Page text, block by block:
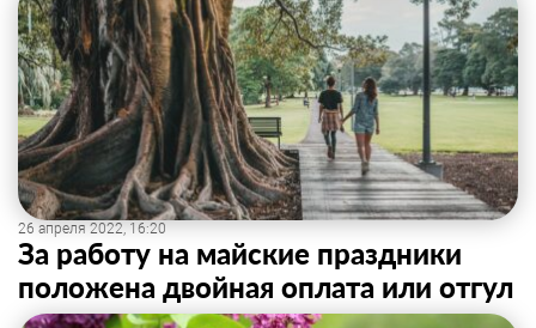
26 апреля 2022, 16:20
За работу на майские праздники
положена двойная оплата или отгул